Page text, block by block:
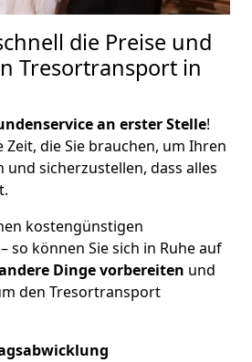
die Preise und
Tresortransport in
an erster Stelle!
die Sie brauchen, um Ihren
und sicherzustellen, dass alles
kostengünstigen
so können Sie sich in Ruhe auf
Dinge vorbereiten und
den Tresortransport